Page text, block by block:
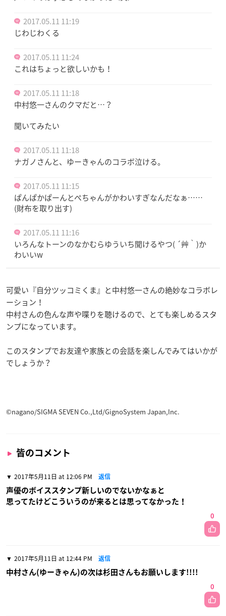
2017.05.11 11:19
じわじわくる
2017.05.11 11:24
これはちょっと欲しいかも！
2017.05.11 11:18
中村悠一さんのクマだと…？
聞いてみたい
2017.05.11 11:18
ナガノさんと、ゆーきゃんのコラボ泣ける。
2017.05.11 11:15
ぱんぱかぱーんとぺちゃんがかわいすぎなんだなぁ……
(財布を取り出す)
2017.05.11 11:16
いろんなトーンのなかむらゆういち聞けるやつ( ´艸｀)か
わいいw
可愛い『自分ツッコミくま』と中村悠一さんの絶妙なコラボレ
ーション！
中村さんの色んな声や喋りを聴けるので、とても楽しめるスタ
ンプになっています。
このスタンプでお友達や家族との会話を楽しんでみてはいかが
でしょうか？
©nagano/SIGMA SEVEN Co.,Ltd/GignoSystem Japan,Inc.
皆のコメント
2017年5月11日 at 12:06 PM 返信
声優のボイススタンプ新しいのでないかなぁと
思ってたけどこういうのが来るとは思ってなかった！
0
2017年5月11日 at 12:44 PM 返信
中村さん(ゆーきゃん)の次は杉田さんもお願いします!!!!
0